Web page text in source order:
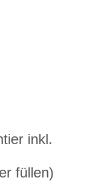
inkl.
füllen)